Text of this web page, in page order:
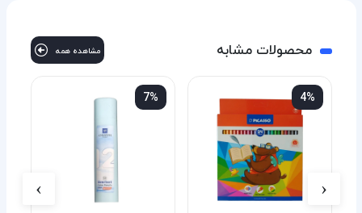
محصولات مشابه مشاهده همه
4%
7%
‹
›